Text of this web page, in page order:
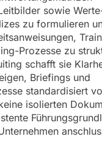
sowie
zu formulieren
Prozesse zu
schafft sie
Briefings und
standardisiert
isolierten